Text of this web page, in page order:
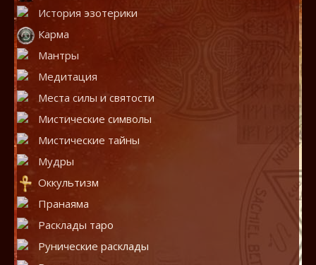
История эзотерики
Карма
Мантры
Медитация
Места силы и святости
Мистические символы
Мистические тайны
Мудры
Оккультизм
Пранаяма
Расклады таро
Рунические расклады